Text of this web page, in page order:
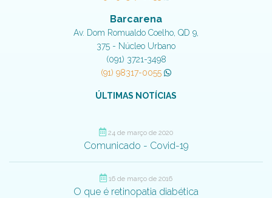
Barcarena
Av. Dom Romualdo Coelho, QD 9,
375 - Núcleo Urbano
(091) 3721-3498
(91) 98317-0055
ÚLTIMAS NOTÍCIAS
24 de março de 2020
Comunicado - Covid-19
16 de março de 2016
O que é retinopatia diabética